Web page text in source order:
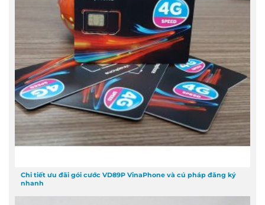
Chi tiết ưu đãi gói cước VD89P VinaPhone và cú pháp đăng ký
nhanh